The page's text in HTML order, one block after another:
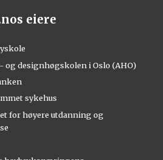
eiere
og designhøgskolen i Oslo (AHO)
sykehus
for høyere utdanning og